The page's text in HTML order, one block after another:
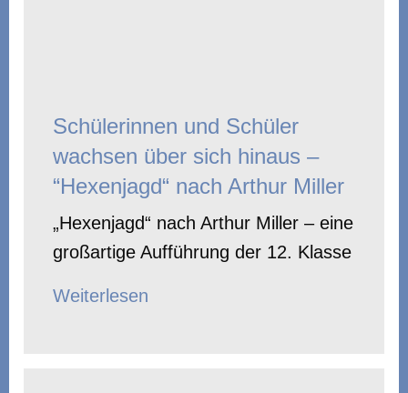
Schülerinnen und Schüler
wachsen über sich hinaus –
“Hexenjagd“ nach Arthur Miller
„Hexenjagd“ nach Arthur Miller – eine
großartige Aufführung der 12. Klasse
Weiterlesen